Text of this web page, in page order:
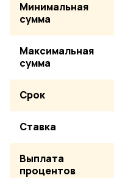
Минимальная
сумма
Максимальная
сумма
Срок
Ставка
Выплата
процентов